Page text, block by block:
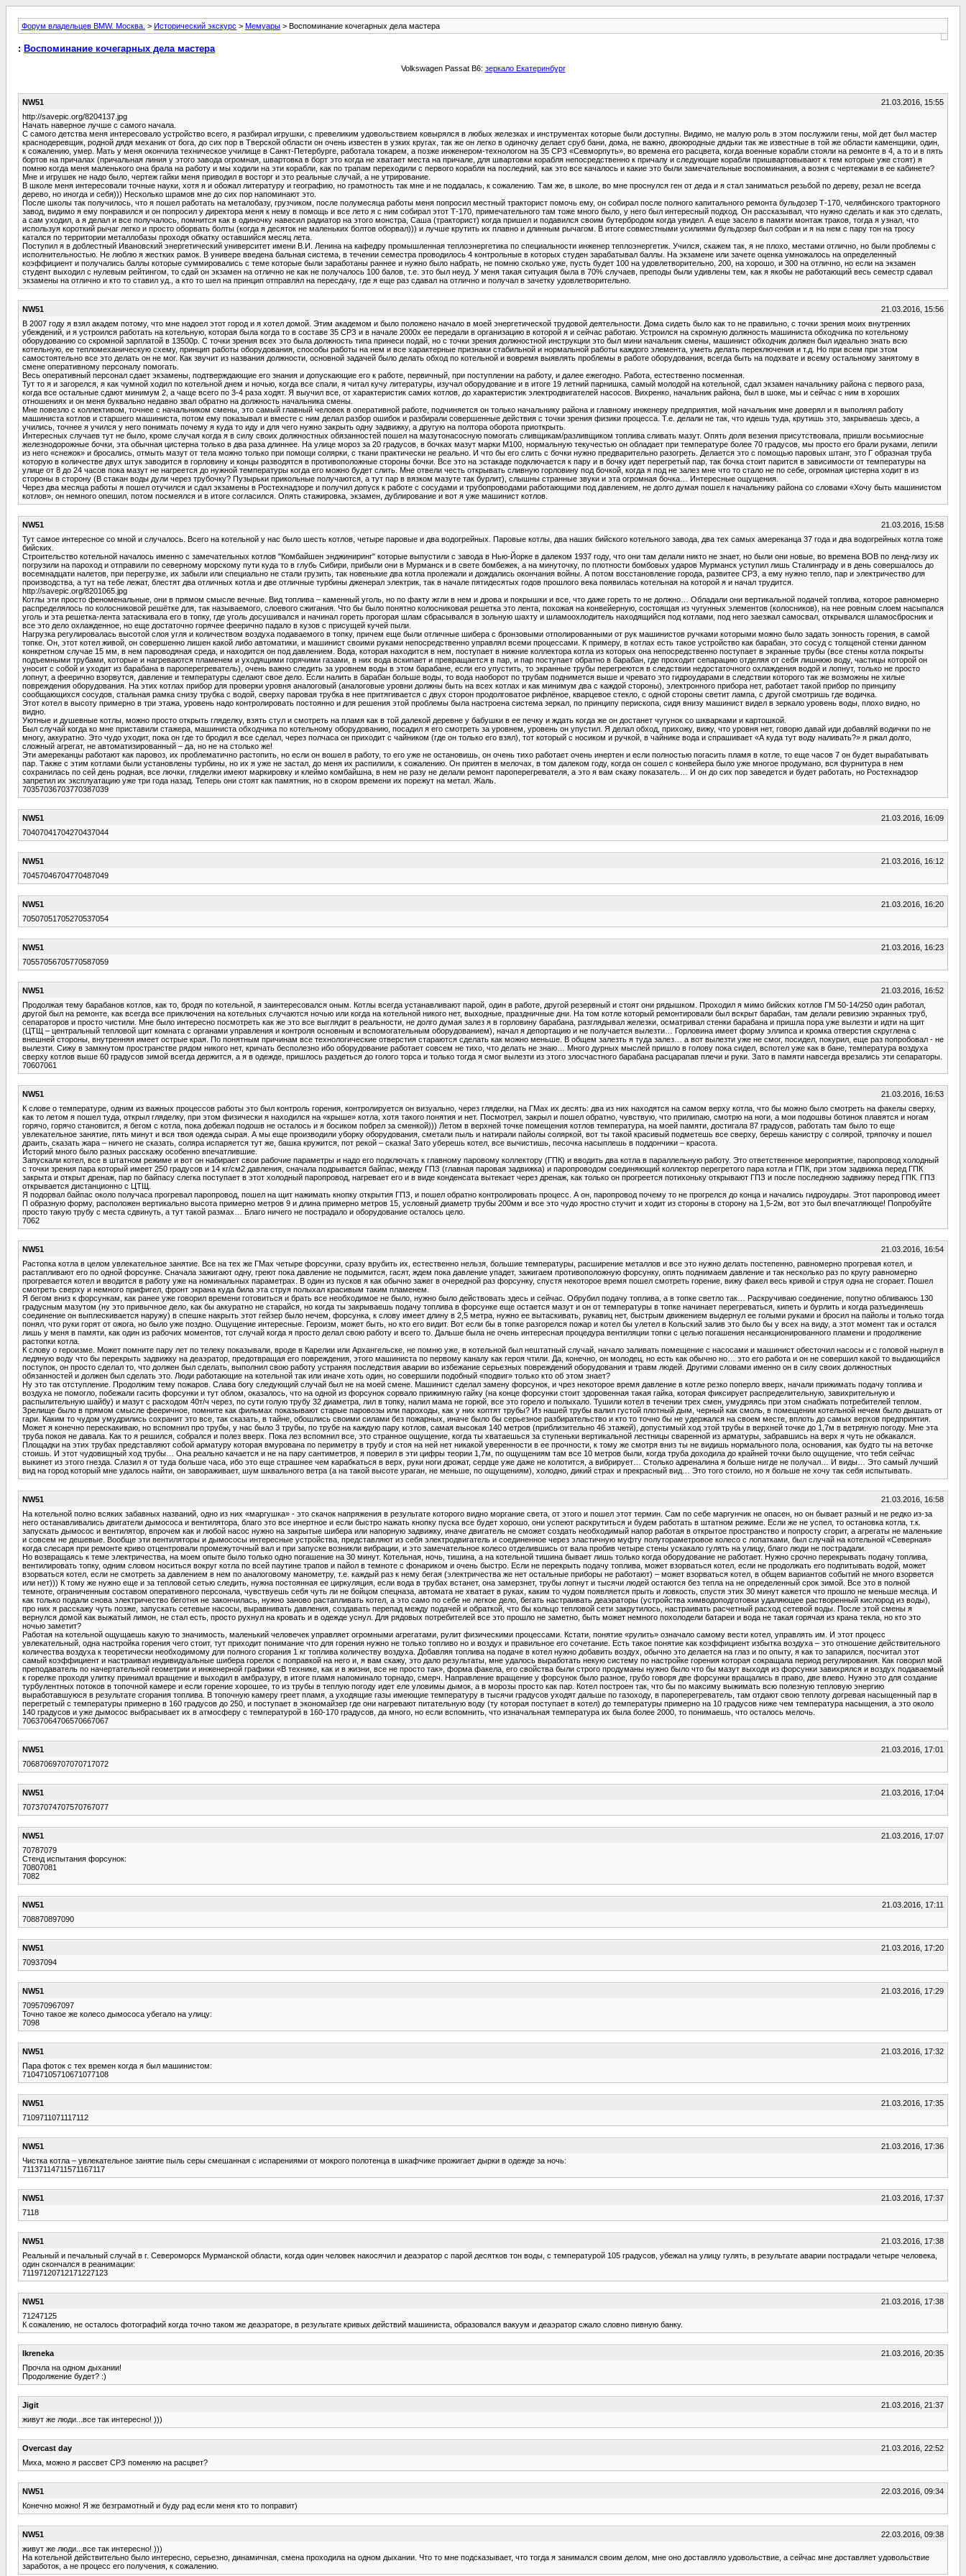
Форум владельцев BMW. Москва. > Исторический экскурс > Мемуары > Воспоминание кочегарных дела мастера
: Воспоминание кочегарных дела мастера
Volkswagen Passat B6: зеркало Екатеринбург
NW51
21.03.2016, 15:55
http://savepic.org/8204137.jpg
Начать наверное лучше с самого начала.
С самого детства меня интересовало устройство всего, я разбирал игрушки, с превеликим удовольствием ковырялся в любых железках и инструментах которые были доступны. Видимо, не малую роль в этом послужили гены, мой дет был мастер
краснодеревщик, родной дядя механик от бога, до сих пор в Тверской области он очень известен в узких кругах, так же он легко в одиночку делает сруб бани, дома, не важно, двоюродные дядьки так же известные в той же области каменщики, один,
к сожалению, умер. Мать у меня окончила техническое училище в Санкт-Петербурге, работала токарем, а позже инженером-технологом на 35 СРЗ «Севморпуть», во времена его расцвета, когда военные корабли стояли на ремонте в 4, а то и в пять
бортов на причалах (причальная линия у этого завода огромная, швартовка в борт это когда не хватает места на причале, для швартовки корабля непосредственно к причалу и следующие корабли пришвартовывают к тем которые уже стоят) я
помню когда меня маленького она брала на работу и мы ходили на эти корабли, как по трапам переходили с первого корабля на последний, как это все качалось и какие это были замечательные воспоминания, а возня с чертежами в ее кабинете?
Мне и игрушек не надо было, чертеж гайки меня приводил в восторг и это реальные случай, а не утрирование.
В школе меня интересовали точные науки, хотя я и обожал литературу и географию, но грамотность так мне и не поддалась, к сожалению. Там же, в школе, во мне проснулся ген от деда и я стал заниматься резьбой по дереву, резал не всегда
дерево, но иногда и себя))) Несколько шрамов мне до сих пор напоминают это.
После школы так получилось, что я пошел работать на металобазу, грузчиком, после полумесяца работы меня попросил местный тракторист помочь ему, он собирал после полного капитального ремонта бульдозер Т-170, челябинского тракторного
завод, видимо я ему понравился и он попросил у директора меня к нему в помощь и все лето я с ним собирал этот Т-170, примечательного там тоже много было, у него был интересный подход. Он рассказывал, что нужно сделать и как это сделать,
а сам уходил, а я делал и все получалось, помнится как в одиночку навесил радиатор на этого монстра, Саша (тракторист) когда пришел и подавился своим бутербродом когда увидел. А еще засело в памяти монтаж траков, тогда я узнал, что
используя короткий рычаг легко и просто оборвать болты (когда я десяток не маленьких болтов оборвал))) и лучше крутить их плавно и длинным рычагом. В итоге совместными усилиями бульдозер был собран и я на нем с пару тон на тросу
катался по территории металлобазы проходя обкатку оставшийся месяц лета.
Поступил я в доблестный Ивановский энергетический университет имени В.И. Ленина на кафедру промышленная теплоэнергетика по специальности инженер теплоэнергетик. Учился, скажем так, я не плохо, местами отлично, но были проблемы с
исполнительностью. Не люблю я жестких рамок. В универе введена бальная система, в течении семестра проводилось 4 контрольные в которых студен зарабатывал баллы. На экзамене или зачете оценка умножалось на определенный
коэффициент и получались баллы которые суммировались с теме которые были заработаны раннее и нужно было набрать, не помню сколько уже, пусть будет 100 на удовлетворительно, 200, на хорошо, и 300 на отлично, но если на экзамен
студент выходил с нулевым рейтингом, то сдай он экзамен на отлично не как не получалось 100 балов, т.е. это был неуд. У меня такая ситуация была в 70% случаев, преподы были удивлены тем, как я якобы не работающий весь семестр сдавал
экзамены на отлично и кто то ставил уд., а кто то шел на принцип отправлял на пересдачу, где я еще раз сдавал на отлично и получал в зачетку удовлетворительно.
NW51
21.03.2016, 15:56
В 2007 году я взял академ потому, что мне надоел этот город и я хотел домой. Этим академом и было положено начало в моей энергетической трудовой деятельности. Дома сидеть было как то не правильно, с точки зрения моих внутренних
убеждений, и я устроился работать на котельную, которая была когда то в составе 35 СРЗ и в начале 2000х ее передали в организацию в которой я и сейчас работаю. Устроился на скромную должность машиниста обходчика по котельному
оборудованию со скромной зарплатой в 13500р. С точки зрения всех это была должность типа принеси подай, но с точки зрения должностной инструкции это был мини начальник смены, машинист обходчик должен был идеально знать всю
котельную, ее тепломеханическую схему, принцип работы оборудования, способы работы на нем и все характерные признаки стабильной и нормальной работы каждого элемента, уметь делать переключения и т.д. Но при всем при этом
самостоятельно все это делать он не мог. Как звучит из названия должности, основной задачей было делать обход по котельной и вовремя выявлять проблемы в работе оборудования, всегда быть на подхвате и всему остальному занятому в
смене оперативному персоналу помогать.
Весь оперативный персонал сдает экзамены, подтверждающие его знания и допускающие его к работе, первичный, при поступлении на работу, и далее ежегодно. Работа, естественно посменная.
Тут то я и загорелся, я как чумной ходил по котельной днем и ночью, когда все спали, я читал кучу литературы, изучал оборудование и в итоге 19 летний парнишка, самый молодой на котельной, сдал экзамен начальнику района с первого раза,
когда все остальные сдают минимум 2, а чаще всего по 3-4 раза ходят. Я выучил все, от характеристик самих котлов, до характеристик электродвигателей насосов. Вихренко, начальник района, был в шоке, мы и сейчас с ним в хороших
отношениях и он меня буквально недавно звал обратно на должность начальника смены.
Мне повезло с коллективом, точнее с начальником смены, это самый главный человек в оперативной работе, подчиняется он только начальнику района и главному инженеру предприятия, мой начальник мне доверял и я выполнял работу
машиниста котлов и старшего машиниста, потом ему показывал и вместе с ним делал разбор ошибок и разбирали совершенные действия с точки зрения физики процесса. Т.е. делали не так, что идешь туда, крутишь это, закрываешь здесь, а
учились, точнее я учился у него понимать почему я куда то иду и для чего нужно закрыть одну задвижку, а другую на полтора оборота приоткрыть.
Интересных случаев тут не было, кроме случая когда я в силу своих должностных обязанностей пошел на мазутонасосную помогать сливщикам/разливщиком топлива сливать мазут. Опять доля везения присутствовала, пришли восьмиосные
железнодорожные бочки, эта обычная цистерна только в два раза длиннее. На улице мороз за 20 градусов, в бочках мазут марки М100, нормальную текучестью он обладает при температуре более 70 градусов, мы просто его брали руками, лепили
из него «снежок» и бросались, отмыть мазут от тела можно только при помощи солярки, с ткани практически не реально. И что бы его слить с бочки нужно предварительно разогреть. Делается это с помощью паровых штанг, это Г образная труба
которую в количестве двух штук заводится в горловину и концы разводятся в противоположные стороны бочки. Все это на эстакаде подключается к пару и в бочку идет перегретый пар, так бочка стоит парится в зависимости от температуры на
улице от 8 до 24 часов пока мазут не нагреется до нужной температуры когда его можно будет слить. Мне отвели честь открывать сливную горловину под бочкой, когда я под не залез мне что то стало не по себе, огромная цистерна ходит в из
стороны в сторону (В стакан воды дули через трубочку? Пузырьки прикольные получаются, а тут пар в вязком мазуте так бурлит), слышны странные звуки и эта огромная бочка… Интересные ощущения.
Через два месяца работы я пошел отучился и сдал экзамены в Ростехнадзоре и получил допуск к работе с сосудами и трубопроводами работающими под давлением, не долго думая пошел к начальнику района со словами «Хочу быть машинистом
котлов», он немного опешил, потом посмеялся и в итоге согласился. Опять стажировка, экзамен, дублирование и вот я уже машинист котлов.
NW51
21.03.2016, 15:58
Тут самое интересное со мной и случалось. Всего на котельной у нас было шесть котлов, четыре паровые и два водогрейных. Паровые котлы, два наших бийского котельного завода, два тех самых амереканца 37 года и два водогрейных котла тоже
бийских.
Строительство котельной началось именно с замечательных котлов "Комбайшен энджиниринг" которые выпустили с завода в Нью-Йорке в далеком 1937 году, что они там делали никто не знает, но были они новые, во времена ВОВ по ленд-лизу их
погрузили на пароход и отправили по северному морскому пути куда то в глубь Сибири, прибыли они в Мурманск и в свете бомбежек, а на минуточку, по плотности бомбовых ударов Мурманск уступил лишь Сталинграду и в день совершалось до
восемнадцати налетов, при перегрузке, их забыли или специально не стали грузить, так новенькие два котла пролежали и дождались окончания войны. А потом восстановление города, развитее СРЗ, а ему нужно тепло, пар и электричество для
производства, а тут на тебе лежат, блестят два отличных котла и две отличные турбины дженерал электрик, так в начале пятидесятых годов прошлого века появилась котельная на которой я и начал трудится.
http://savepic.org/8201065.jpg
Котлы эти просто феноменальные, они в прямом смысле вечные. Вид топлива – каменный уголь, но по факту жгли в нем и дрова и покрышки и все, что даже гореть то не должно… Обладали они вертикальной подачей топлива, которое равномерно
распределялось по колосниковой решётке для, так называемого, слоевого сжигания. Что бы было понятно колосниковая решетка это лента, похожая на конвейерную, состоящая из чугунных элементов (колосников), на нее ровным слоем насыпался
уголь и эта решетка-лента затаскивала его в топку, где уголь досушивался и начинал гореть прогорая шлам сбрасывался в зольную шахту и шламоохлодитель находящийся под котлами, под него заезжал самосвал, открывался шламосбросник и
все это дело охлажденное, но еще достаточно горячее феерично падало в кузов с присущей кучей пыли.
Нагрузка регулировалась высотой слоя угля и количеством воздуха подаваемого в топку, причем еще были отличные шибера с бронзовыми отполированными от рук машинистов ручками которыми можно было задать зонность горения, в самой
топке. Он, этот котел живой, он совершенно лишен какой либо автоматики, и машинист своими руками непосредственно управлял всеми процессами. К примеру, в котлах есть такое устройство как барабан, это сосуд с толщеной стенки данном
конкретном случае 15 мм, в нем пароводяная среда, и находится он под давлением. Вода, которая находится в нем, поступает в нижние коллектора котла из которых она непосредственно поступает в экранные трубы (все стены котла покрыты
подъемными трубами, которые и нагреваются пламенем и уходящими горячими газами, в них вода вскипает и превращается в пар, и пар поступает обратно в барабан, где проходит сепарацию отделяя от себя лишнюю воду, частицы которой он
уносит с собой и уходит из барабана в пароперегреватель), очень важно следить за уровнем воды в этом барабане, если его упустить, то экранные трубы перегреются в следствии недостаточного охлаждения водой и лопнут, только не просто
лопнут, а феерично взорвутся, давление и температуры сделают свое дело. Если налить в барабан больше воды, то вода наоборот по трубам поднимется выше и чревато это гидроударами в следствии которого так же возможны не хилые
повреждения оборудования. На этих котлах прибор для проверки уровня аналоговый (аналоговые уровни должны быть на всех котлах и как минимум два с каждой стороны), электронного прибора нет, работает такой прибор по принципу
сообщающихся сосудов, стальная рамка снизу трубка с водой, сверху паровая трубка в нее притягивается с двух сторон продолговатое рифлёное, кварцевое стекло, с одной стороны светит лампа, с другой смотришь где водичка.
Этот котел в высоту примерно в три этажа, уровень надо контролировать постоянно и для решения этой проблемы была настроена система зеркал, по принципу перископа, сидя внизу машинист видел в зеркало уровень воды, плохо видно, но
видно.
Уютные и душевные котлы, можно просто открыть гляделку, взять стул и смотреть на пламя как в той далекой деревне у бабушки в ее печку и ждать когда же он достанет чугунок со шкварками и картошкой.
Был случай когда ко мне приставили стажера, машиниста обходчика по котельному оборудованию, посадил я его смотреть за уровнем, уровень он упустил. Я делал обход, прихожу, вижу, что уровня нет, говорю давай иди добавляй водички по не
многу, аккуратно. Это чудо уходит, пока он где то бродил я все сделал, через полчаса он приходит с чайником (где он только его взял), тот который с носиком и ручкой, в чайнике вода и спрашивает «А куда тут воду наливать?» я ржал долго,
сложный агрегат, не автоматизированный – да, но не на столько же!
Эти амереканцы работают как паровоз, их проблематично растопить, но если он вошел в работу, то его уже не остановишь, он очень тихо работает очень инертен и если полностью погасить пламя в котле, то еще часов 7 он будет вырабатывать
пар. Также с этим котлами были установлены турбины, но их я уже не застал, до меня их распилили, к сожалению. Он приятен в мелочах, в том далеком году, когда он сошел с конвейера было уже многое продумано, вся фурнитура в нем
сохранилась по сей день родная, все лючки, гляделки имеют маркировку и клеймо комбайшна, в нем не разу не делали ремонт пароперегревателя, а это я вам скажу показатель… И он до сих пор заведется и будет работать, но Ростехнадзор
запретил их эксплуатацию уже три года назад. Теперь они стоят как памятник, но в скором времени их порежут на метал. Жаль.
70357036703770387039
NW51
21.03.2016, 16:09
70407041704270437044
NW51
21.03.2016, 16:12
70457046704770487049
NW51
21.03.2016, 16:20
70507051705270537054
NW51
21.03.2016, 16:23
70557056705770587059
NW51
21.03.2016, 16:52
Продолжая тему барабанов котлов, как то, бродя по котельной, я заинтересовался оным. Котлы всегда устанавливают парой, один в работе, другой резервный и стоят они рядышком. Проходил я мимо бийских котлов ГМ 50-14/250 один работал,
другой был на ремонте, как всегда все приключения на котельных случаются ночью или когда на котельной никого нет, выходные, праздничные дни. На том котле который ремонтировали был вскрыт барабан, там делали ревизию экранных труб,
сепараторов и просто чистили. Мне было интересно посмотреть как же это все выглядит в реальности, не долго думая залез я в горловину барабана, разглядывал железки, осматривал стенки барабана и пришла пора уже вылезти и идти на щит
(ЦТЩ – центральный тепловой щит комната с органами управления и контроля основным и вспомогательным оборудованием), начал я депортацию и не получается вылезти… Горловина имеет форму эллипса и кромка отверстия скруглена с
внешней стороны, внутренняя имеет острые края. По понятным причинам все технологические отверстия стараются сделать как можно меньше. В общем залезть я туда залез… а вот вылезти уже не смог, посидел, покурил, еще раз попробовал - не
вылезти. Сижу в замкнутом пространстве рядом никого нет, кричать бесполезно ибо оборудование работает совсем не тихо, что делать не знаю… Много дурных мыслей пришло в голову пока сидел, вспотел уже как в бане, температура воздуха
сверху котлов выше 60 градусов зимой всегда держится, а я в одежде, пришлось раздеться до голого торса и только тогда я смог вылезти из этого злосчастного барабана расцарапав плечи и руки. Зато в памяти навсегда врезались эти сепараторы.
70607061
NW51
21.03.2016, 16:53
К слове о температуре, одним из важных процессов работы это был контроль горения, контролируется он визуально, через гляделки, на ГМах их десять: два из них находятся на самом верху котла, что бы можно было смотреть на факелы сверху,
как то летом я пошел туда, открыл гляделку, при этом физически я находился на «крыше» котла, хотя такого понятия и нет. Посмотрел, закрыл и пошел обратно, чувствую, что прилипаю, смотрю на ноги, а мои подошвы ботинок плавятся и ногам
горячо, горячо становится, я бегом с котла, пока добежал подошв не осталось и я босиком побрел за сменкой))) Летом в верхней точке помещения котлов температура, на моей памяти, достигала 87 градусов, работать там было то еще
увлекательное занятие, пять минут и вся твоя одежда сырая. А мы еще производили уборку оборудования, сметали пыль и натирали пайолы соляркой, вот ты такой красивый подметешь все сверху, берешь канистру с солярой, тряпочку и пошел
драить, сказать жара – ничего не сказать, соляра испаряется тут же, башка кружится, пот рекой – сказка! Зато уберешь котел, все вычистишь, песочка насыплешь в поддончики – красота.
Историй много было разных расскажу особенно впечатлившие.
Запускали котел, все в штатном режиме и вот он набирает свои рабочие параметры и надо его подключать к главному паровому коллектору (ГПК) и вводить два котла в параллельную работу. Это ответственное мероприятие, паропровод холодный
с точки зрения пара который имеет 250 градусов и 14 кг/см2 давления, сначала подрывается байпас, между ГПЗ (главная паровая задвижка) и паропроводом соединяющий коллектор перегретого пара котла и ГПК, при этом задвижка перед ГПК
закрыта и открыт дренаж, пар по байпасу слегка поступает в этот холодный паропровод, нагревает его и в виде конденсата вытекает через дренаж, как только он прогреется потихоньку открывают ГПЗ и после последнюю задвижку перед ГПК. ГПЗ
открывается дистанционно с ЦТЩ.
Я подорвал байпас около получаса прогревал паропровод, пошел на щит нажимать кнопку открытия ГПЗ, и пошел обратно контролировать процесс. А он, паропровод почему то не прогрелся до конца и начались гидроудары. Этот паропровод имеет
П образную форму, расположен вертикально высота примерно метров 9 и длина примерно метров 15, условный диаметр трубы 200мм и все это чудо яростно стучит и ходит из стороны в сторону на 1,5-2м, вот это был впечатляюще! Попробуйте
просто такую трубу с места сдвинуть, а тут такой размах… Благо ничего не пострадало и оборудование осталось цело.
7062
NW51
21.03.2016, 16:54
Растопка котла в целом увлекательное занятие. Все на тех же ГМах четыре форсунки, сразу врубить их, естественно нельзя, большие температуры, расширение металлов и все это нужно делать постепенно, равномерно прогревая котел, и
растапливают его по одной форсунке. Сначала зажигают одну, греют пока давление не подымится, гасят, ждем пока давление упадет, зажигаем противоположную форсунку, опять поднимаем давление и так несколько раз по кругу равномерно
прогревается котел и вводится в работу уже на номинальных параметрах. В один из пусков я как обычно зажег в очередной раз форсунку, спустя некоторое время пошел смотреть горение, вижу факел весь кривой и струя одна не сгорает. Пошел
смотреть сверху и немного прифигел, фронт экрана куда била эта струя полыхал красивым таким пламенем.
Я бегом вниз к форсункам, как ранее уже говорил времени готовиться и брать все необходимое не было, нужно было действовать здесь и сейчас. Обрубил подачу топлива, а в топке светло так… Раскручиваю соединение, попутно обливаюсь 130
градусным мазутом (ну это привычное дело, как бы аккуратно не старайся, но когда ты закрываешь подачу топлива в форсунке еще остается мазут и он от температуры в топке начинает перегреваться, кипеть и бурлить и когда разъединяешь
соединение он выплескивается наружу) в спешке накрыть этот гейзер было нечем, форсунка, к слову имеет длину в 2,5 метра, нужно ее вытаскивать, рукавиц нет, быстрым движением выдернул ее голыми руками и бросил на пайолы и только тогда
понял, что руки горят от ожога, но было уже поздно. Ощущение интересные. Героизм, может быть, но кто его видит. Вот если бы в топке разгорелся пожар и котел бы улетел в Кольский залив это было бы у всех на виду, а этот момент так и остался
лишь у меня в памяти, как один из рабочих моментов, тот случай когда я просто делал свою работу и всего то. Дальше была не очень интересная процедура вентиляции топки с целью погашения несанкционированного пламени и продолжение
растопки котла.
К слову о героизме. Может помните пару лет по телеку показывали, вроде в Карелии или Архангельске, не помню уже, в котельной был нештатный случай, начало заливать помещение с насосами и машинист обесточил насосы и с головой нырнул в
ледяную воду что бы перекрыть задвижку на деаэратор, предотвращая его повреждения, этого машиниста по первому каналу как героя чтили. Да, конечно, он молодец, но есть как обычно но… это его работа и он не совершил какой то выдающийся
поступок, он просто сделал то, что должен был сделать, выполнил свою работу устраняя последствия аварии во избежание серьезных повреждений оборудования и травм людей. Другими словами именно он в силу своих должностных
обязанностей и должен был сделать это. Люди работающие на котельной так или иначе хоть один, но совершили подобный «подвиг» только кто об этом знает?
Ну это так отступление. Продолжим тему пожаров. Слава богу следующий случай был не на моей смене. Машинист сделал замену форсунок, и чрез некоторое время давление в котле резко поперло вверх, начали прижимать подачу топлива и
воздуха не помогло, побежали гасить форсунки и тут облом, оказалось, что на одной из форсунок сорвало прижимную гайку (на конце форсунки стоит здоровенная такая гайка, которая фиксирует распределительную, завихрительную и
распылительную шайбу) и мазут с расходом 40т/ч через, по сути голую трубу 32 диаметра, лил в топку, налил мама не горюй, все это горело и полыхало. Тушили котел в течении трех смен, умудряясь при этом снабжать потребителей теплом.
Зрелище было в прямом смысле фееричное, помните как фильмах показывают старые паровозы или пароходы, как у них коптят трубы? Из нашей трубы валил густой плотный дым, черный как смоль, в помещении котельной нечем было дышать от
гари. Каким то чудом умудрились сохранит это все, так сказать, в тайне, обошлись своими силами без пожарных, иначе было бы серьезное разбирательство и кто то точно бы не удержался на своем месте, вплоть до самых верхов предприятия.
Может я конечно перескакиваю, но вспомнил про трубы, у нас было 3 трубы, по трубе на каждую пару котлов, самая высокая 140 метров (приблизительно 46 этажей), допустимый ход этой трубы в верхней точке до 1,7м в ветряную погоду. Мне эта
труба покоя не давала. Как то я решился, собрался и полез вверх. Пока лез вспомнил все, это странное ощущение, когда ты хватаешься за ступеньки вертикальной лестницы сваренной из арматуры, забравшись на верх я чуть не обкакался.
Площадки на этих трубах представляют собой арматуру которая вмурована по периметру в трубу и стоя на ней нет никакой уверенности в ее прочности, к тому же смотря вниз ты не видишь нормального пола, основания, как будто ты на веточке
стоишь. И этот чудовищный ход трубы… Она реально качается и не на пару сантиметров, я поверил в эти цифры теории 1,7м, по ощущениям там все 10 метров были, когда труба доходила до крайней точки было ощущение, что тебя сейчас
выкинет из этого гнезда. Слазил я от туда больше часа, ибо это еще страшнее чем карабкаться в верх, руки ноги дрожат, сердце уже даже не колотится, а вибрирует… Столько адреналина я больше нигде не получал… И виды… Это самый лучший
вид на город который мне удалось найти, он завораживает, шум шквального ветра (а на такой высоте ураган, не меньше, по ощущениям), холодно, дикий страх и прекрасный вид… Это того стоило, но я больше не хочу так себя испытывать.
NW51
21.03.2016, 16:58
На котельной полно всяких забавных названий, одно из них «маргушка» - это скачок напряжения в результате которого видно моргание света, от этого и пошел этот термин. Сам по себе маргунчик не опасен, но он бывает разный и не редко из-за
него останавливались двигатели дымососа и вентилятора, благо это все инертное и если быстро нажать кнопку пуска все будет хорошо, они успеют раскрутиться и будем работать в штатном режиме. Если же не успел, то остановка котла, т.к.
запускать дымосос и вентилятор, впрочем как и любой насос нужно на закрытые шибера или напорную задвижку, иначе двигатель не сможет создать необходимый напор работая в открытое пространство и попросту сгорит, а агрегаты не маленькие
и совсем не дешевые. Вообще эти вентиляторы и дымососы интересные устройства, представляют из себя электродвигатель и соединенное через эластичную муфту полутораметровое колесо с лопатками, был случай на котельной «Северная»
когда слесаря при ремонте криво отцентровали промежуточный вал и при запуске возникли вибрации, и это замечательное колесо отделившись от вала пробив четыре стены ускакало гулять на улицу, благо люди не пострадали.
Но возвращаясь к теме электричества, на моем опыте было только одно погашение на 30 минут. Котельная, ночь, тишина, а на котельной тишина бывает лишь только когда оборудование не работает. Нужно срочно перекрывать подачу топлива,
вентилировать топку, одним словом носиться вокруг котла по всей паутине трапов и пайол в темноте с фонариком и очень быстро. Если не перекрыть подачу топлива, может взорваться котел, если не продолжать его подпитывать водой, может
взорваться котел, если не смотреть за давлением в нем по аналоговому манометру, т.е. каждый раз к нему бегая (электричества же нет остальные приборы не работают) – может взорваться котел, в общем вариантов событий не много взорвется
или нет))) К тому же нужно еще и за тепловой сетью следить, нужна постоянная ее циркуляция, если вода в трубах встанет, она замерзнет, трубы лопнут и тысячи людей остаются без тепла на не определенный срок зимой. Все это в полной
темноте, ограниченным составом оперативного персонала, чувствуешь себя чуть ли не бойцом спецназа, автомата не хватает в руках, каким то чудом появляется прыть и ловкость, спустя этих 30 минут кажется что прошло не меньше месяца. И
как только подали снова электричество беготня не закончилась, нужно заново растапливать котел, а это само по себе не легкое дело, бегать настраивать деаэраторы (устройства химводоподготовки удаляющее растворенный кислород из воды),
про них я расскажу чуть позже, запускать сетевые насосы, выравнивать давления, создавать перепад между подачей и обраткой, что бы кольцо тепловой сети закрутилось, настраивать расчетный расход сетевой воды. После этой смены я
вернулся домой как выжатый лимон, не стал есть, просто рухнул на кровать и в одежде уснул. Для рядовых потребителей все это прошло не заметно, быть может немного похолодели батареи и вода не такая горячая из крана текла, но кто это
ночью заметит?
Работая на котельной ощущаешь какую то значимость, маленький человечек управляет огромными агрегатами, рулит физическими процессами. Кстати, понятие «рулить» означало самому вести котел, управлять им. И этот процесс
увлекательный, одна настройка горения чего стоит, тут приходит понимание что для горения нужно не только топливо но и воздух и правильное его сочетание. Есть такое понятие как коэффициент избытка воздуха – это отношение действительного
количества воздуха к теоретически необходимому для полного сгорания 1 кг топлива количеству воздуха. Добавляя топлива на подаче в котел нужно добавить воздух, обычно это делается на глаз и по опыту, я как то запарился, посчитал этот
самый коэффициент и настраивал индивидуальные шибера горелок с поправкой на него и, я вам скажу, это дало результаты, мне удалось выработать некую систему по настройке горения которая сокращала период регулирования. Как говорил мой
преподаватель по начертательной геометрии и инженерной графики «В технике, как и в жизни, все не просто так», форма факела, его свойства были строго продуманы нужно было что бы мазут выходя из форсунки завихрялся и воздух подаваемый
к горелке проходя улитку принимал вращение и выходил в амбразуру, в итоге пламя напоминало торнадо, смерч. Направление вращение у форсунок было разное, грубо говоря две форсунки вращались в право, две влево. Нужно это для создание
турбулентных потоков в топочной камере и если горение хорошее, то из трубы в теплую погоду идет еле уловимы дымок, а в морозы просто как пар. Котел построен так, что бы по максиму выжимать всю полезную тепловую энергию
выработавшуюся в результате сгорания топлива. В топочную камеру греет пламя, а уходящие газы имеющие температуру в тысячи градусов уходят дальше по газоходу, в пароперегреватель, там отдают свою теплоту догревая насыщенный пар в
перегретый с температуры примерно в 160 градусов до 250, и поступает в экономайзер где они нагревают питательную воду (ту которая поступает в котел) до температуры примерно на 10 градусов ниже чем температура насыщения, а это около
140 градусов и уже дымосос выбрасывает их в атмосферу с температурой в 160-170 градусов, да много, но если вспомнить, что изначальная температура их была более 2000, то понимаешь, что осталось мелочь.
70637064706570667067
NW51
21.03.2016, 17:01
70687069707070717072
NW51
21.03.2016, 17:04
70737074707570767077
NW51
21.03.2016, 17:07
70787079
Стенд испытания форсунок:
70807081
7082
NW51
21.03.2016, 17:11
708870897090
NW51
21.03.2016, 17:20
70937094
NW51
21.03.2016, 17:29
709570967097
Точно такое же колесо дымососа убегало на улицу:
7098
NW51
21.03.2016, 17:32
Пара фоток с тех времен когда я был машинистом:
71047105710671077108
NW51
21.03.2016, 17:35
7109711071117112
NW51
21.03.2016, 17:36
Чистка котла – увлекательное занятие пыль серы смешанная с испарениями от мокрого полотенца в шкафчике прожигает дырки в одежде за ночь:
71137114711571167117
NW51
21.03.2016, 17:37
7118
NW51
21.03.2016, 17:38
Реальный и печальный случай в г. Североморск Мурманской области, когда один человек накосячил и деаэратор с парой десятков тон воды, с температурой 105 градусов, убежал на улицу гулять, в результате аварии пострадали четыре человека,
один скончался в реанимации:
71197120712171227123
NW51
21.03.2016, 17:38
71247125
К сожалению, не осталось фотографий когда точно таком же деаэраторе, в результате кривых действий машиниста, образовался вакуум и деаэратор сжало словно пивную банку.
Ikreneka
21.03.2016, 20:35
Прочла на одном дыхании!
Продолжение будет? :)
Jigit
21.03.2016, 21:37
живут же люди...все так интересно! )))
Overcast day
21.03.2016, 22:52
Миха, можно я рассвет СРЗ поменяю на расцвет?
NW51
22.03.2016, 09:34
Конечно можно! Я же безграмотный и буду рад если меня кто то поправит)
NW51
22.03.2016, 09:38
живут же люди...все так интересно! )))
На котельной действительно было интересно, серьезно, динамичная, смена проходила на одном дыхании. Что то мне подсказывает, что тогда я занимался своим делом, мне оно доставляло удовольствие, а сейчас мне доставляет удовольствие
заработок, а не процесс его получения, к сожалению.